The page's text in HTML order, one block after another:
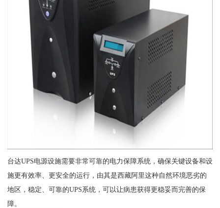
台达UPS电源设施需要非常可靠的电力保障系统，确保关键设备和设
施更有效率、更安全的运行，由其是西藏阿里这种自然环境恶劣的
地区，稳定、可靠的UPS系统，可以让病患获得更稳妥而完善的保
障。